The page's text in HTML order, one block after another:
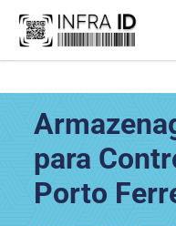
para
Porto